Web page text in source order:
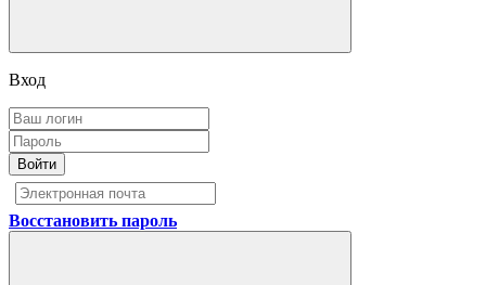
Вход
Войти
Восстановить пароль